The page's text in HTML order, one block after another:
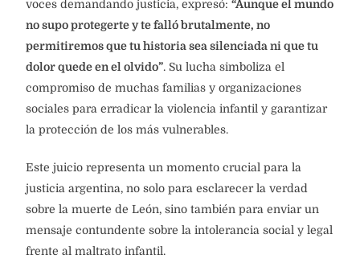
voces demandando justicia, expresó: “Aunque el mundo
no supo protegerte y te falló brutalmente, no
permitiremos que tu historia sea silenciada ni que tu
dolor quede en el olvido”. Su lucha simboliza el
compromiso de muchas familias y organizaciones
sociales para erradicar la violencia infantil y garantizar
la protección de los más vulnerables.
Este juicio representa un momento crucial para la
justicia argentina, no solo para esclarecer la verdad
sobre la muerte de León, sino también para enviar un
mensaje contundente sobre la intolerancia social y legal
frente al maltrato infantil.